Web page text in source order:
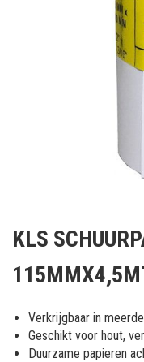
het
van
afbeeldingen-
gallerij
KLS
Verkrijgbaar in
Geschikt voor hout,
Duurzame papieren